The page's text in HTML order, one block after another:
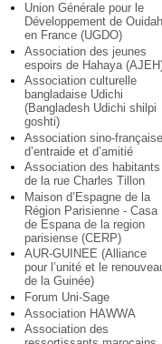
Union Générale pour le
Développement de Ouidah
en France (UGDO)
Association des jeunes
espoirs de Hahaya
Association culturelle
bangladaise Udichi
(Bangladesh Udichi shilpi
goshti)
Association sino-française
d’entraide et d’amitié
Association des habitants
de la rue Charles Tillon
Maison d’Espagne de la
Région Parisienne - Casa
de Espana de la region
parisiense (CERP)
AUR-GUINEE (Alliance
pour l’unité et le
de la Guinée)
Forum Uni-Sage
Association HAWWA
Association des